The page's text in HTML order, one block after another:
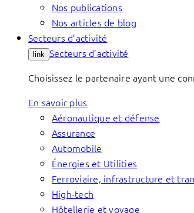
Nos publications
Nos articles de blog
Secteurs d’activité
link Secteurs d’activité
Choisissez le partenaire ayant une
En savoir plus
Aéronautique et défense
Assurance
Automobile
Énergies et Utilities
Ferroviaire, infrastructure et
High-tech
Hôtellerie et voyage